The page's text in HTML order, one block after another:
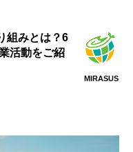
組みとは？6
活動をご紹
MIRASUS